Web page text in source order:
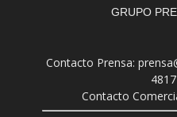
GRUPO
Contacto Prensa:
Contacto